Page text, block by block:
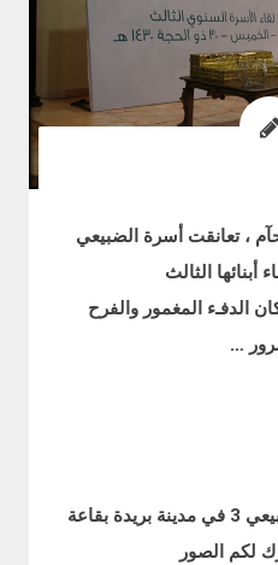
، تعانقت أسرة الضبيعي
الثالث
الدفـء المغمور والفرح
…
30 ذو الحجة كان لقاء الضبيعي 3 في مدينة بريدة بقاعة
لكم الصور